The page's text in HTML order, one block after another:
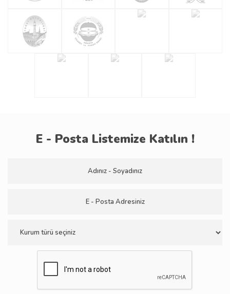
E - Posta Listemize Katılın !